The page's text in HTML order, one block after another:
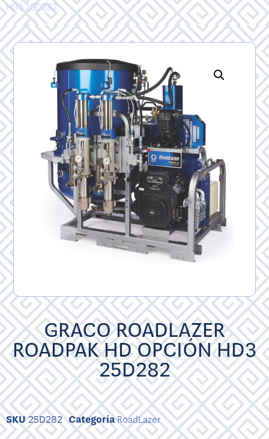
HD3 25D282
GRACO ROADLAZER
ROADPAK HD OPCIÓN HD3
25D282
SKU25D282 CategoríaRoadLazer